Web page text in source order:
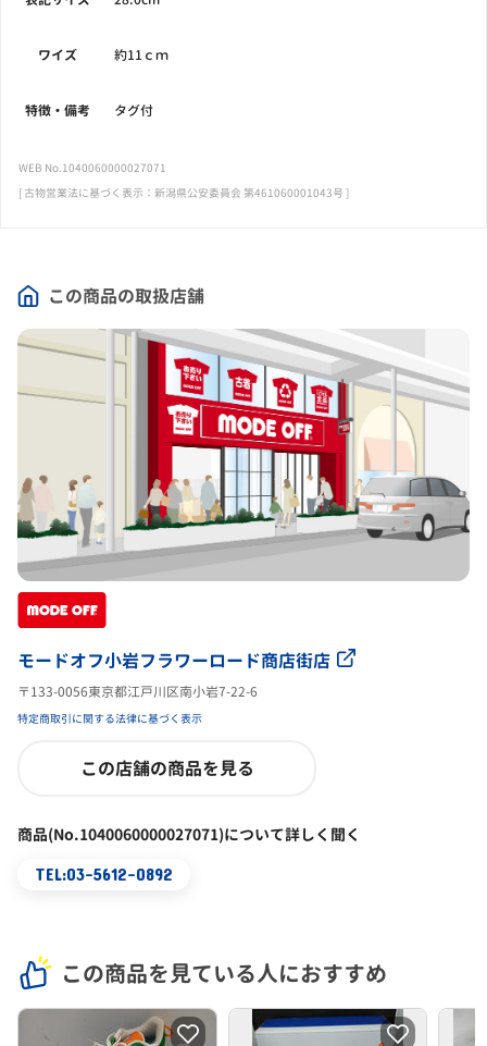
この商品の取扱店舗
モードオフ小岩フラワーロード商店街店
〒133-0056東京都江戸川区南小岩7-22-6
特定商取引に関する法律に基づく表示
この店舗の商品を見る
商品(No.1040060000027071)について詳しく聞く
TEL:03-5612-0892
ワイズ 約11ｃｍ
特徴・備考 タグ付
WEB No.1040060000027071
[ 古物営業法に基づく表示：新潟県公安委員会 第461060001043号 ]
この商品を見ている人におすすめ